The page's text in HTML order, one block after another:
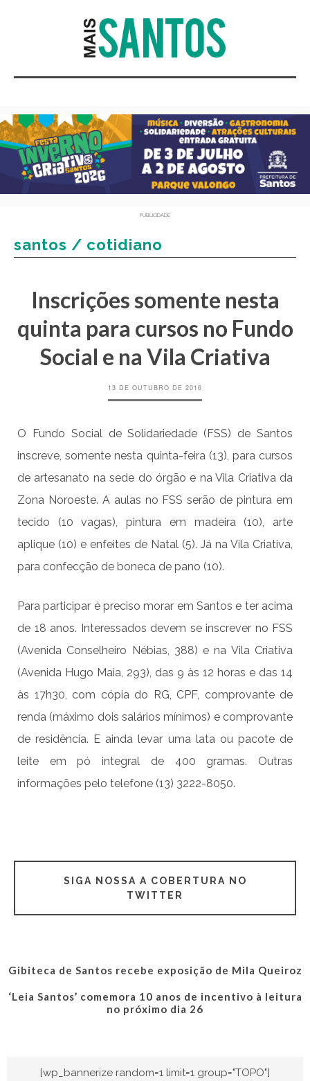
PUBLICIDADE
santos / cotidiano
Inscrições somente nesta
quinta para cursos no Fundo
Social e na Vila Criativa
13 DE OUTUBRO DE 2016
O Fundo Social de Solidariedade (FSS) de Santos
inscreve, somente nesta quinta-feira (13), para cursos
de artesanato na sede do órgão e na Vila Criativa da
Zona Noroeste. A aulas no FSS serão de pintura em
tecido (10 vagas), pintura em madeira (10), arte
aplique (10) e enfeites de Natal (5). Já na Vila Criativa,
para confecção de boneca de pano (10).
Para participar é preciso morar em Santos e ter acima
de 18 anos. Interessados devem se inscrever no FSS
(Avenida Conselheiro Nébias, 388) e na Vila Criativa
(Avenida Hugo Maia, 293), das 9 às 12 horas e das 14
às 17h30, com cópia do RG, CPF, comprovante de
renda (máximo dois salários mínimos) e comprovante
de residência. E ainda levar uma lata ou pacote de
leite em pó integral de 400 gramas. Outras
informações pelo telefone (13) 3222-8050.
SIGA NOSSA A COBERTURA NO
TWITTER
Gibiteca de Santos recebe exposição de Mila Queiroz
‘Leia Santos’ comemora 10 anos de incentivo à leitura
no próximo dia 26
[wp_bannerize random=1 limit=1 group="TOPO"]